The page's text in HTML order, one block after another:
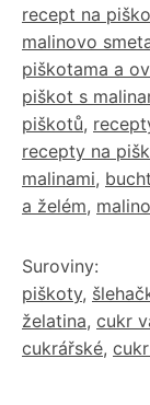
recept na
malinovo
piškotama a
piškot s
piškotů,
recepty na
malinami,
a želém,
Suroviny:
piškoty,
želatina, cukr
cukrářské,